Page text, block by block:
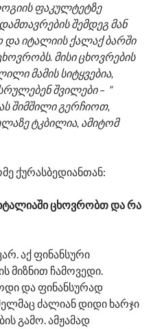
ფაკულტეტზე
შემდეგ მან
და იტალიის ქალაქ ბარში
მისი ცხოვრების
მამის სიტყვებია,
შვილები – ”
შიმშილი გერჩიოთ,
ტკბილია, ამიტომ
ქურასბედიანთან:
ცხოვრობთ და რა
აქ ფინანსური
მიზნით ჩამოვედი.
და ფინანსურად
ძალიან დიდი ხარჯი
გამო. ამჟამად